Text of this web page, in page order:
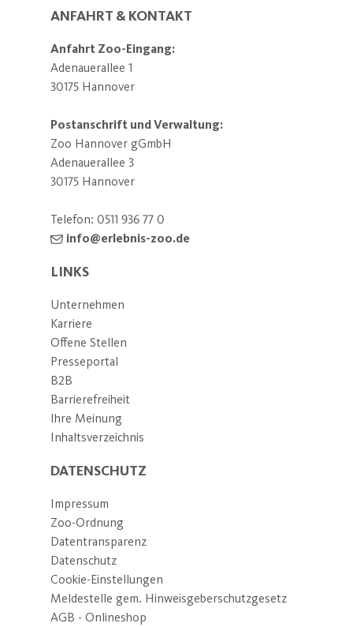
ANFAHRT & KONTAKT
Anfahrt Zoo-Eingang:
Adenauerallee 1
30175 Hannover
Postanschrift und Verwaltung:
Zoo Hannover gGmbH
Adenauerallee 3
30175 Hannover
Telefon: 0511 936 77 0
info@erlebnis-zoo.de
LINKS
Unternehmen
Karriere
Offene Stellen
Presseportal
B2B
Barrierefreiheit
Ihre Meinung
Inhaltsverzeichnis
DATENSCHUTZ
Impressum
Zoo-Ordnung
Datentransparenz
Datenschutz
Cookie-Einstellungen
Meldestelle gem. Hinweisgeberschutzgesetz
AGB - Onlineshop